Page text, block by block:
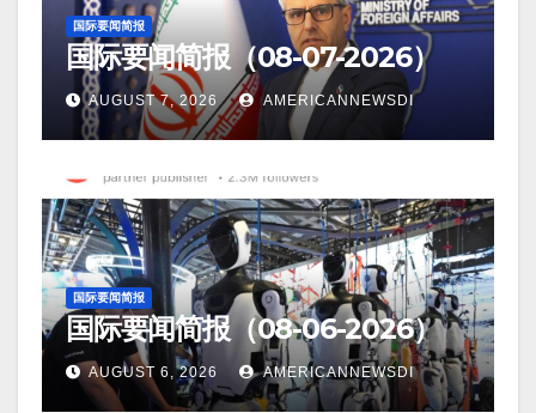
国际要闻简报
国际要闻简报（08-07-2026）
AUGUST 7, 2026 AMERICANNEWSDI
国际要闻简报
国际要闻简报（08-06-2026）
AUGUST 6, 2026 AMERICANNEWSDI